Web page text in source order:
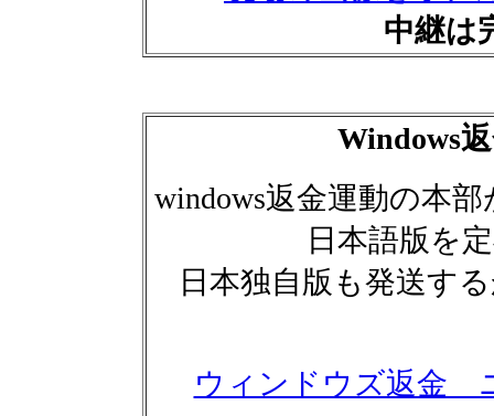
中継は
Windows
windows返金運動の本
日本語版を
日本独自版も発送す
ウィンドウズ返金